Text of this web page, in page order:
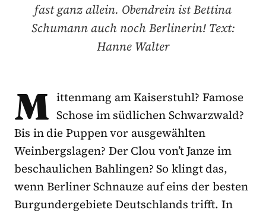
fast ganz allein. Obendrein ist Bettina
Schumann auch noch Berlinerin! Text:
Hanne Walter
M ittenmang am Kaiserstuhl? Famose
Schose im südlichen Schwarzwald?
Bis in die Puppen vor ausgewählten
Weinbergslagen? Der Clou von’t Janze im
beschaulichen Bahlingen? So klingt das,
wenn Berliner Schnauze auf eins der besten
Burgundergebiete Deutschlands trifft. In